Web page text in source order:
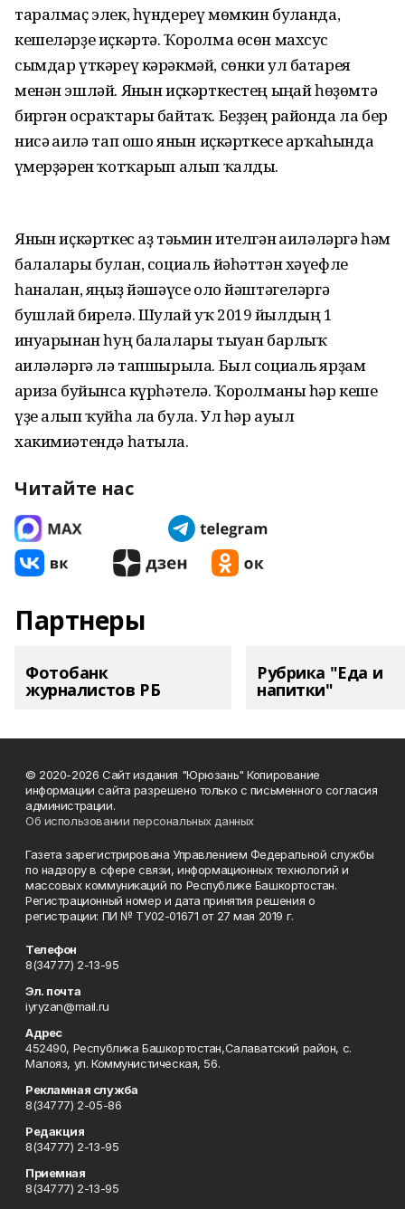
таралмаҫ элек, һүндереү мөмкин булғанда,
кешеләрҙе иҫкәртә. Ҡоролма өсөн махсус
сымдар үткәреү кәрәкмәй, сөнки ул батарея
менән эшләй. Янғын иҫкәрткестең ыңғай һөҙөмтә
биргән осраҡтары байтаҡ. Беҙҙең районда ла бер
нисә ғаилә тап ошо янғын иҫкәрткесе арҡаһында
ғүмерҙәрен ҡотҡарып алып ҡалды.
Янғын иҫкәрткес аҙ тәьмин ителгән ғаиләләргә һәм
балалары булған, социаль йәһәттән хәүефле
һаналған, яңғыҙ йәшәүсе оло йәштәгеләргә
бушлай бирелә. Шулай уҡ 2019 йылдың 1
ғинуарынан һуң балалары тыуған барлыҡ
ғаиләләргә лә тапшырыла. Был социаль ярҙам
ғариза буйынса күрһәтелә. Ҡоролманы һәр кеше
үҙе алып ҡуйһа ла була. Ул һәр ауыл
хакимиәтендә һатыла.
Читайте нас
Партнеры
Фотобанк
журналистов РБ
Рубрика "Еда и
напитки"
© 2020-2026 Сайт издания "Юрюзань" Копирование
информации сайта разрешено только с письменного согласия
администрации.
Об использовании персональных данных
Газета зарегистрирована Управлением Федеральной службы
по надзору в сфере связи, информационных технологий и
массовых коммуникаций по Республике Башкортостан.
Регистрационный номер и дата принятия решения о
регистрации: ПИ № ТУ02-01671 от 27 мая 2019 г.
Телефон
8(34777) 2-13-95
Эл. почта
iyryzan@mail.ru
Адрес
452490, Республика Башкортостан,Салаватский район, с.
Малояз, ул. Коммунистическая, 56.
Рекламная служба
8(34777) 2-05-86
Редакция
8(34777) 2-13-95
Приемная
8(34777) 2-13-95